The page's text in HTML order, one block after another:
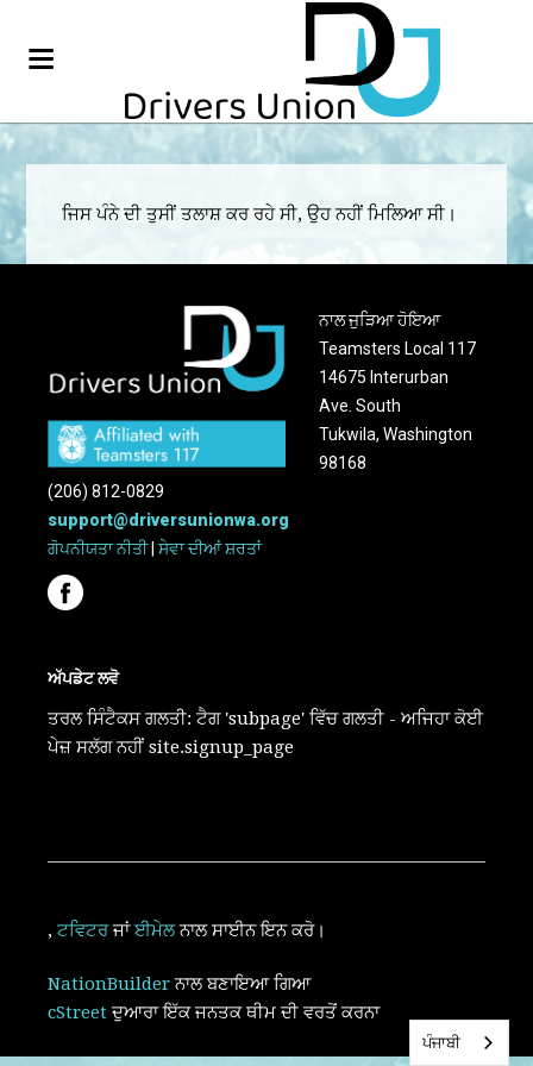
ਜਿਸ ਪੰਨੇ ਦੀ ਤੁਸੀਂ ਤਲਾਸ਼ ਕਰ ਰਹੇ ਸੀ, ਉਹ ਨਹੀਂ ਮਿਲਿਆ ਸੀ।
ਨਾਲ ਜੁੜਿਆ ਹੋਇਆ
Teamsters Local 117
14675 Interurban
Ave. South
Tukwila, Washington
98168
(206) 812-0829
support@driversunionwa.org
ਗੋਪਨੀਯਤਾ ਨੀਤੀ|ਸੇਵਾ ਦੀਆਂ ਸ਼ਰਤਾਂ
ਅੱਪਡੇਟ ਲਵੋ
ਤਰਲ ਸਿੰਟੈਕਸ ਗਲਤੀ: ਟੈਗ 'subpage' ਵਿੱਚ ਗਲਤੀ - ਅਜਿਹਾ ਕੋਈ
ਪੇਜ਼ ਸਲੱਗ ਨਹੀਂ site.signup_page
,ਟਵਿਟਰਜਾਂਈਮੇਲਨਾਲ ਸਾਈਨ ਇਨ ਕਰੋ।
NationBuilderਨਾਲ ਬਣਾਇਆ ਗਿਆ
cStreet ਦੁਆਰਾ ਇੱਕ ਜਨਤਕ ਥੀਮ ਦੀ ਵਰਤੋਂ ਕਰਨਾ
ਪੰਜਾਬੀ